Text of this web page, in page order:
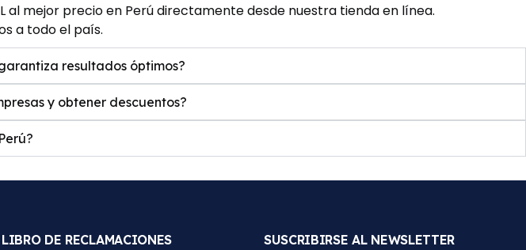
al mejor precio en Perú directamente desde nuestra tienda en línea.
a todo el país.
garantiza resultados óptimos?
y obtener descuentos?
LIBRO DE RECLAMACIONES SUSCRIBIRSE AL NEWSLETTER